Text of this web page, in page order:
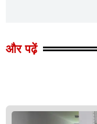
और पढ़ें